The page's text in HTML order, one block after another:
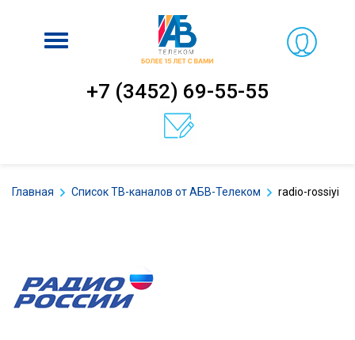
Включить
+7 (3452) 69-55-55
Главная Список ТВ-каналов от АБВ-Телеком radio-rossiyi